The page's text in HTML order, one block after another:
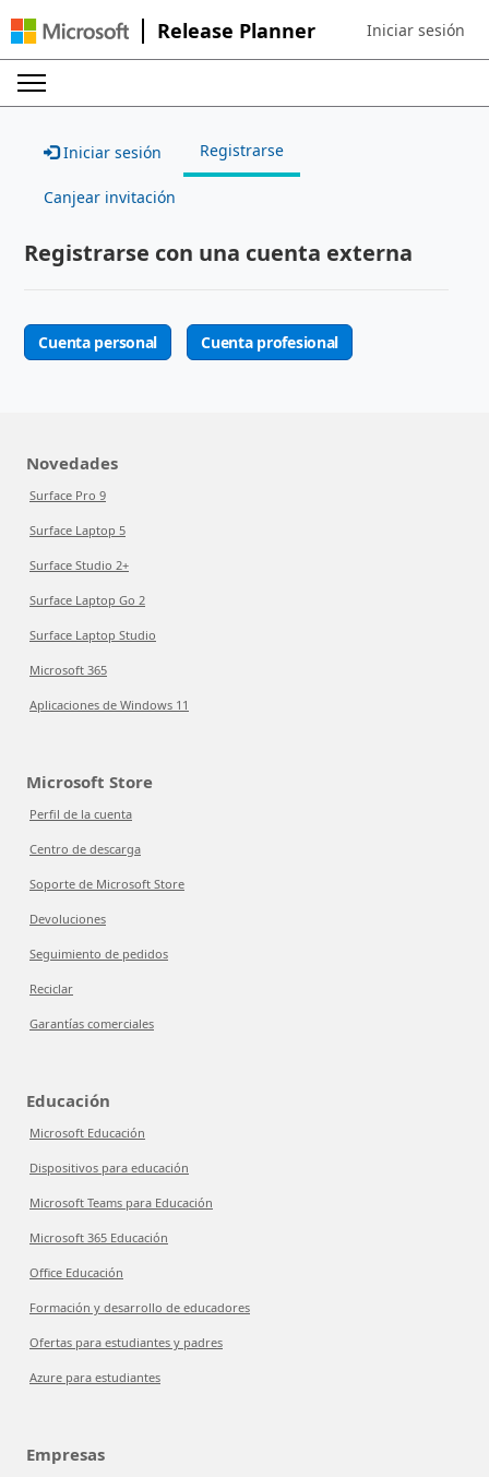
Release Planner Sign in to your
Iniciar sesión
Iniciar sesión Registrarse
Canjear invitación
Registrarse con una cuenta externa
Cuenta personal Cuenta profesional
Novedades
Surface Pro 9
Surface Laptop 5
Surface Studio 2+
Surface Laptop Go 2
Surface Laptop Studio
Microsoft 365
Aplicaciones de Windows 11
Microsoft Store
Perfil de la cuenta
Centro de descarga
Soporte de Microsoft Store
Devoluciones
Seguimiento de pedidos
Reciclar
Garantías comerciales
Educación
Microsoft Educación
Dispositivos para educación
Microsoft Teams para Educación
Microsoft 365 Educación
Office Educación
Formación y desarrollo de educadores
Ofertas para estudiantes y padres
Azure para estudiantes
Empresas